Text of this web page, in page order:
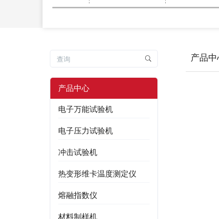
产品
产品中心
电子万能试验机
电子压力试验机
冲击试验机
热变形维卡温度测定仪
熔融指数仪
材料制样机